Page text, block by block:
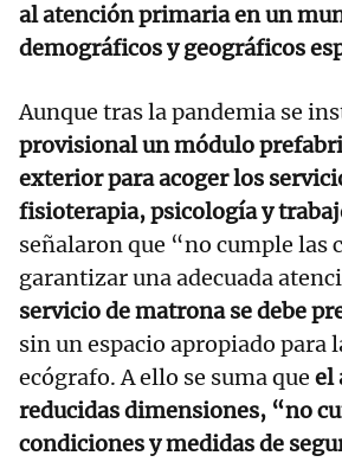
al atención primaria en un
demográficos y geográficos
Aunque tras la pandemia se
provisional un módulo
exterior para acoger los
fisioterapia, psicología y
señalaron que “no cumple las
garantizar una adecuada
servicio de matrona se debe
sin un espacio apropiado para
ecógrafo. A ello se suma que el
reducidas dimensiones, “no
condiciones y medidas de